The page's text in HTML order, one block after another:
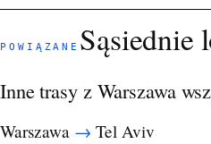
POWIĄZANE Sąsiednie
Inne trasy z Warszawa
Warszawa → Tel Aviv